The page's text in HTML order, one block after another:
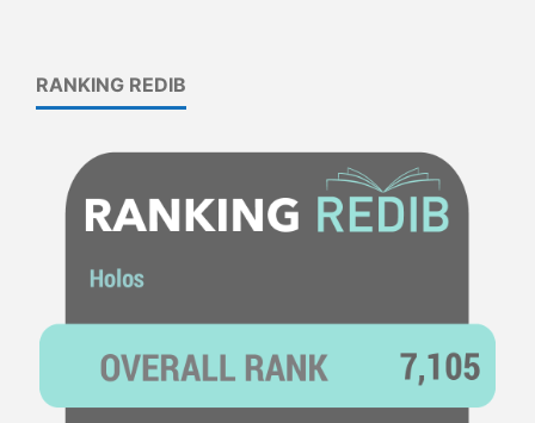
RANKING REDIB